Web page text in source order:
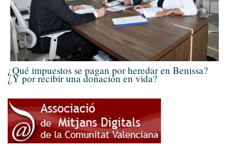
¿Qué impuestos se pagan por heredar en Benissa?
¿Y por recibir una donación en vida?